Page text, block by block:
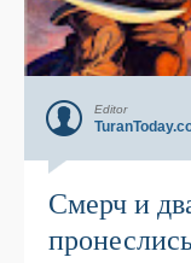
Editor
Смерч и